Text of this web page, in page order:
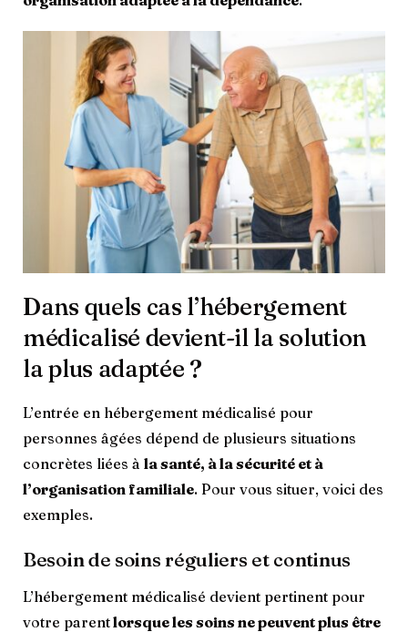
Dans quels cas l’hébergement
médicalisé devient-il la solution
la plus adaptée ?
L’entrée en hébergement médicalisé pour
personnes âgées dépend de plusieurs situations
concrètes liées à la santé, à la sécurité et à
l’organisation familiale. Pour vous situer, voici des
exemples.
Besoin de soins réguliers et continus
L’hébergement médicalisé devient pertinent pour
votre parentlorsque les soins ne peuvent plus être